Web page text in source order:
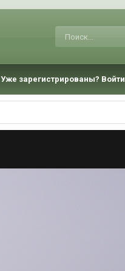
Уже зарегистрированы? Войти